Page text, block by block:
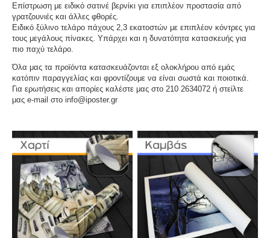
Επίστρωση με ειδικό σατινέ βερνίκι για επιπλέον προστασία από
γρατζουνιές και άλλες φθορές.
Ειδικό ξύλινο τελάρο πάχους 2,3 εκατοστών με επιπλέον κόντρες για
τους μεγάλους πίνακες. Υπάρχει και η δυνατότητα κατασκευής για
πιο παχύ τελάρο.
Όλα μας τα προϊόντα κατασκευάζονται εξ ολοκλήρου από εμάς
κατόπιν παραγγελίας και φροντίζουμε να είναι σωστά και ποιοτικά.
Για ερωτήσεις και απορίες καλέστε μας στο 210 2634072 ή στείλτε
μας e-mail στο info@iposter.gr